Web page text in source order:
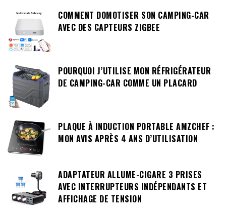
COMMENT DOMOTISER SON CAMPING-CAR
AVEC DES CAPTEURS ZIGBEE
POURQUOI J’UTILISE MON RÉFRIGÉRATEUR
DE CAMPING-CAR COMME UN PLACARD
PLAQUE À INDUCTION PORTABLE AMZCHEF :
MON AVIS APRÈS 4 ANS D’UTILISATION
ADAPTATEUR ALLUME-CIGARE 3 PRISES
AVEC INTERRUPTEURS INDÉPENDANTS ET
AFFICHAGE DE TENSION